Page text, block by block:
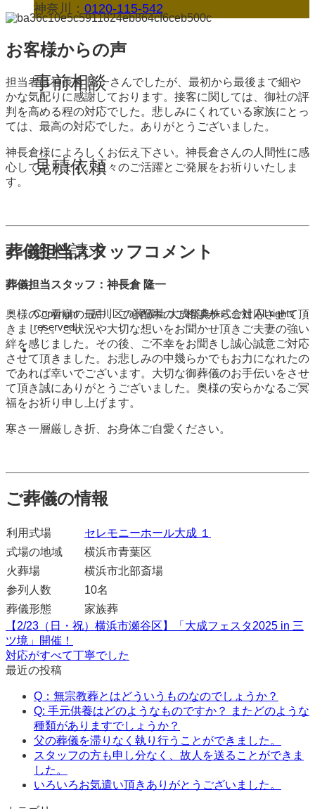
神奈川： 0120-115-542
事前相談
見積依頼
資料請求
Copyright ・品川区の葬儀社 大成祭典株式会社 All rights
reserved.
お客様からの声
担当者は神長倉 隆一さんでしたが、最初から最後まで細や
かな気配りに感謝しております。接客に関しては、御社の評
判を高める程の対応でした。悲しみにくれている家族にとっ
ては、最高の対応でした。ありがとうございました。
神長倉様によろしくお伝え下さい。神長倉さんの人間性に感
心しております。益々のご活躍とご発展をお祈りいたしま
す。
葬儀担当スタッフコメント
葬儀担当スタッフ：神長倉 隆一
奥様のご看病の最中、ご心配事のご相談からご対応させて頂
きました。ご状況や大切な想いをお聞かせ頂きご夫妻の強い
絆を感じました。その後、ご不幸をお聞きし誠心誠意ご対応
させて頂きました。お悲しみの中幾らかでもお力になれたの
であれば幸いでございます。大切な御葬儀のお手伝いをさせ
て頂き誠にありがとうございました。奥様の安らかなるご冥
福をお祈り申し上げます。
寒さ一層厳しき折、お身体ご自愛ください。
ご葬儀の情報
利用式場
セレモニーホール大成 １
式場の地域
横浜市青葉区
火葬場
横浜市北部斎場
参列人数
10名
葬儀形態
家族葬
【2/23（日・祝）横浜市瀬谷区】「大成フェスタ2025 in 三
ツ境」開催！
対応がすべて丁寧でした
最近の投稿
Q：無宗教葬とはどういうものなのでしょうか？
Q: 手元供養はどのようなものですか？ またどのような
種類がありますでしょうか？
父の葬儀を滞りなく執り行うことができました。
スタッフの方も申し分なく、故人を送ることができま
した。
いろいろお気遣い頂きありがとうございました。